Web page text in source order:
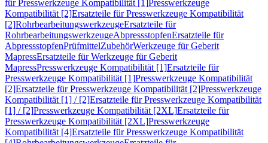
für Presswerkzeuge Kompatibilität [1]Presswerkzeuge
Kompatibilität [2]Ersatzteile für Presswerkzeuge Kompatibilität
[2]RohrbearbeitungswerkzeugeErsatzteile für
RohrbearbeitungswerkzeugeAbpressstopfenErsatzteile für
AbpressstopfenPrüfmittelZubehörWerkzeuge für Geberit
MapressErsatzteile für Werkzeuge für Geberit
MapressPresswerkzeuge Kompatibilität [1]Ersatzteile für
Presswerkzeuge Kompatibilität [1]Presswerkzeuge Kompatibilität
[2]Ersatzteile für Presswerkzeuge Kompatibilität [2]Presswerkzeuge
Kompatibilität [1] / [2]Ersatzteile für Presswerkzeuge Kompatibilität
[1] / [2]Presswerkzeuge Kompatibilität [2XL]Ersatzteile für
Presswerkzeuge Kompatibilität [2XL]Presswerkzeuge
Kompatibilität [4]Ersatzteile für Presswerkzeuge Kompatibilität